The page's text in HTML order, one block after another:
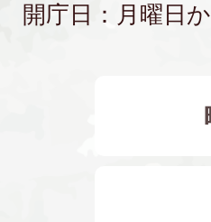
開庁日：月曜日